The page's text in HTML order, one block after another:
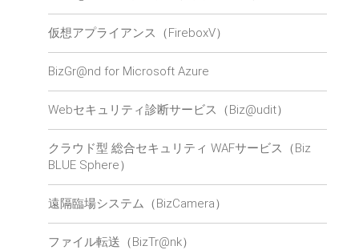
仮想アプライアンス（FireboxV）
BizGr@nd for Microsoft Azure
Webセキュリティ診断サービス（Biz@udit）
クラウド型 総合セキュリティ WAFサービス（Biz
BLUE Sphere）
遠隔臨場システム（BizCamera）
ファイル転送（BizTr@nk）